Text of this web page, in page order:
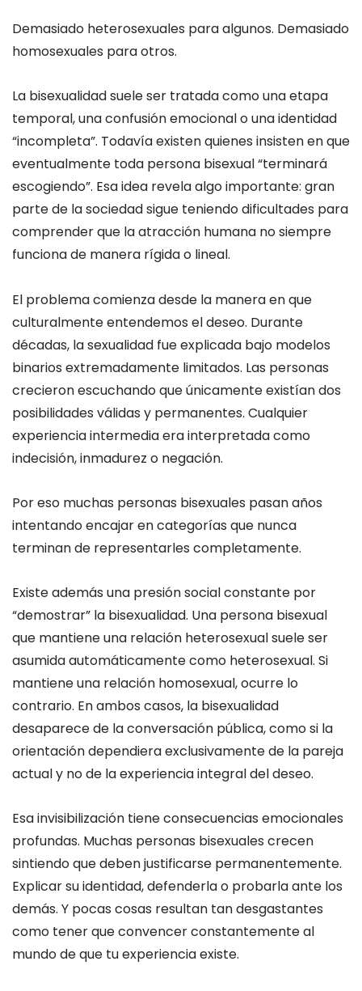
Demasiado heterosexuales para algunos. Demasiado
homosexuales para otros.
La bisexualidad suele ser tratada como una etapa
temporal, una confusión emocional o una identidad
“incompleta”. Todavía existen quienes insisten en que
eventualmente toda persona bisexual “terminará
escogiendo”. Esa idea revela algo importante: gran
parte de la sociedad sigue teniendo dificultades para
comprender que la atracción humana no siempre
funciona de manera rígida o lineal.
El problema comienza desde la manera en que
culturalmente entendemos el deseo. Durante
décadas, la sexualidad fue explicada bajo modelos
binarios extremadamente limitados. Las personas
crecieron escuchando que únicamente existían dos
posibilidades válidas y permanentes. Cualquier
experiencia intermedia era interpretada como
indecisión, inmadurez o negación.
Por eso muchas personas bisexuales pasan años
intentando encajar en categorías que nunca
terminan de representarles completamente.
Existe además una presión social constante por
“demostrar” la bisexualidad. Una persona bisexual
que mantiene una relación heterosexual suele ser
asumida automáticamente como heterosexual. Si
mantiene una relación homosexual, ocurre lo
contrario. En ambos casos, la bisexualidad
desaparece de la conversación pública, como si la
orientación dependiera exclusivamente de la pareja
actual y no de la experiencia integral del deseo.
Esa invisibilización tiene consecuencias emocionales
profundas. Muchas personas bisexuales crecen
sintiendo que deben justificarse permanentemente.
Explicar su identidad, defenderla o probarla ante los
demás. Y pocas cosas resultan tan desgastantes
como tener que convencer constantemente al
mundo de que tu experiencia existe.